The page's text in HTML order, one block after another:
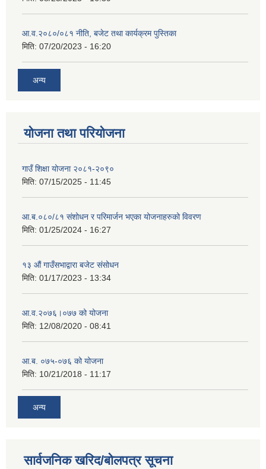
आ.व.२०८०/०८१ नीति, बजेट तथा कार्यक्रम पुस्तिका
मिति: 07/20/2023 - 16:20
अन्य
योजना तथा परियोजना
गाउँ शिक्षा योजना २०८१-२०९०
मिति: 07/15/2025 - 11:45
आ.ब.०८०/८१ संशोधन र परिमार्जन भएका योजनाहरुको विवरण
मिति: 01/25/2024 - 16:27
१३ औं गाउँसभाद्वारा बजेट संसोधन
मिति: 01/17/2023 - 13:34
आ‍.व.२०७६।०७७ को योजना
मिति: 12/08/2020 - 08:41
आ.ब. ०७५-०७६ को योजना
मिति: 10/21/2018 - 11:17
अन्य
सार्वजनिक खरिद/बोलपत्र सूचना